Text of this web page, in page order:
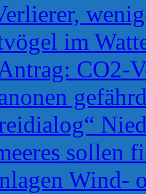
im
CO2-
sollen
Wind-